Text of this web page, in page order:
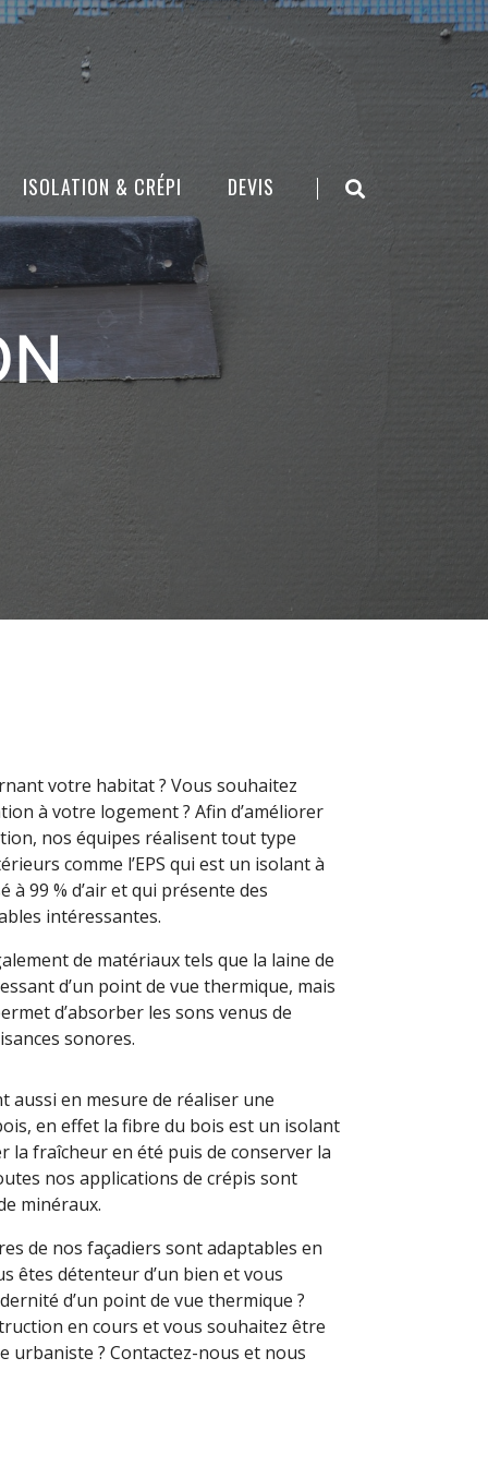
ISOLATION & CRÉPI DEVIS
votre habitat ? Vous souhaitez
à votre logement ? Afin d’améliorer
nos équipes réalisent tout type
comme l’EPS qui est un isolant à
à 99 % d’air et qui présente des
intéressantes.
de matériaux tels que la laine de
d’un point de vue thermique, mais
d’absorber les sons venus de
sonores.
aussi en mesure de réaliser une
en effet la fibre du bois est un isolant
la fraîcheur en été puis de conserver la
nos applications de crépis sont
minéraux.
de nos façadiers sont adaptables en
êtes détenteur d’un bien et vous
d’un point de vue thermique ?
en cours et vous souhaitez être
urbaniste ? Contactez-nous et nous